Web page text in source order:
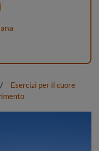
Esercizi per il cuore